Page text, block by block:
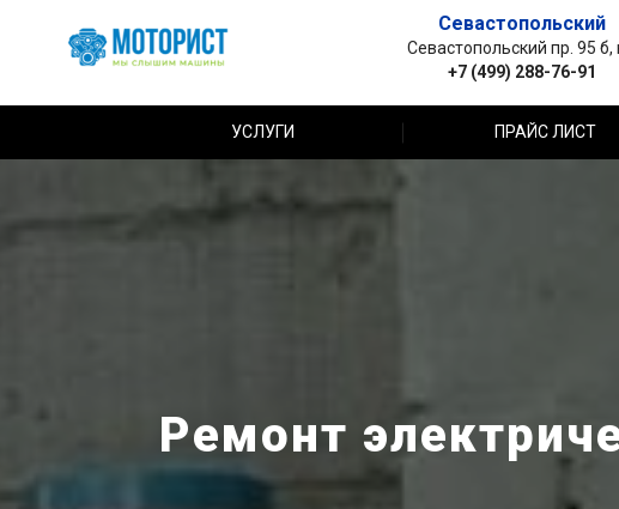
Севастопольский
Севастопольский пр. 95 б,
+7 (499) 288-76-91
УСЛУГИ ПРАЙС ЛИСТ
Ремонт